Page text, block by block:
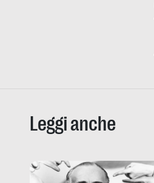
Leggi anche